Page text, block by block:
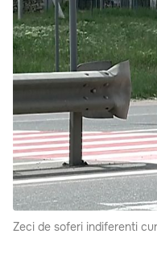
Zeci de soferi indiferenti